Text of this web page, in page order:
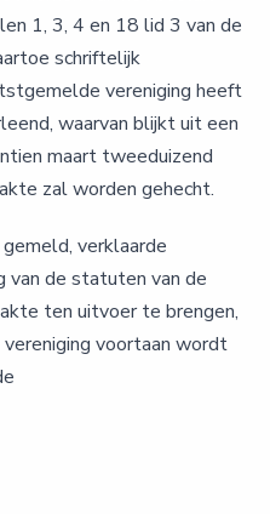
1, 3, 4 en 18 lid 3 van de
schriftelijk
vereniging heeft
waarvan blijkt uit een
maart tweeduizend
zal worden gehecht.
verklaarde
de statuten van de
ten uitvoer te brengen,
voortaan wordt